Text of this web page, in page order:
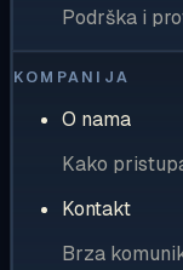
Podrška i
KOMPANIJA
O nama
Kako
Kontakt
Brza